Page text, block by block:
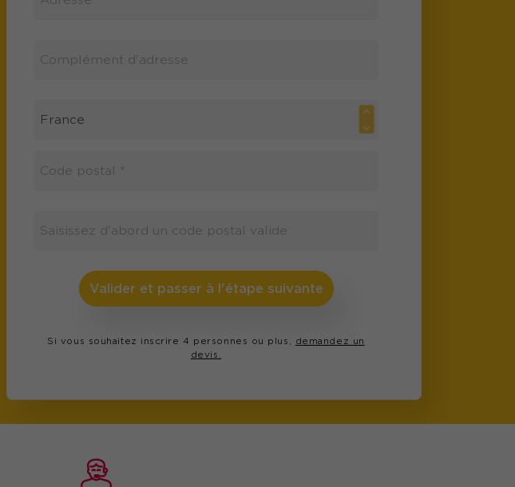
Valider et passer à l'étape suivante
Si vous souhaitez inscrire 4 personnes ou plus, demandez un
devis.